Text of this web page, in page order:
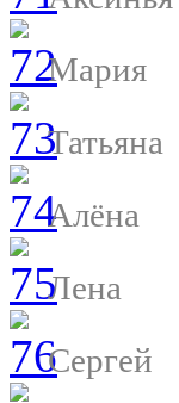
Мария
Татьяна
Алёна
Лена
Сергей